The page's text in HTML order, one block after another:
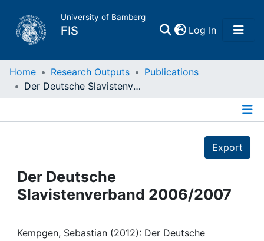
University of Bamberg
FIS Log In(current)
Home
Projects
People
Institutions
Home Research Outputs
Publications
Der Deutsche Slavistenverband 2006/2007
Export
Der Deutsche
Slavistenverband 2006/2007
Kempgen, Sebastian (2012): Der Deutsche